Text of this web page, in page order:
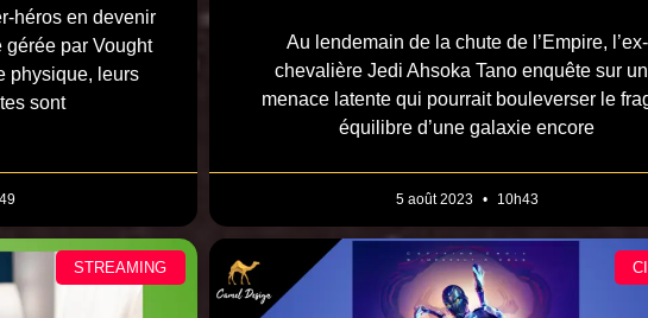
héros en devenir
par Vought
physique, leurs
sont
Au lendemain de la chute de l’Empire, l’ex-
chevalière Jedi Ahsoka Tano enquête sur
menace latente qui pourrait bouleverser le
équilibre d’une galaxie encore
5 août 2023 10h43
STREAMING